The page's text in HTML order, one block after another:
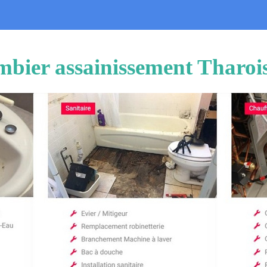
assainissement